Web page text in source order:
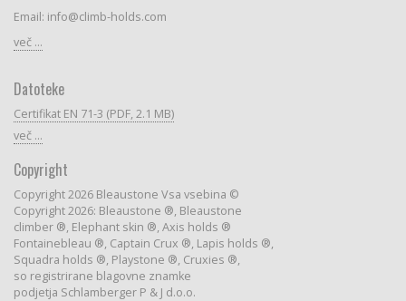
Email: info@climb-holds.com
več ...
Datoteke
Certifikat EN 71-3 (PDF, 2.1 MB)
več ...
Copyright
Copyright 2026 Bleaustone Vsa vsebina ©
Copyright 2026: Bleaustone ®, Bleaustone
climber ®, Elephant skin ®, Axis holds ®
Fontainebleau ®, Captain Crux ®, Lapis holds ®,
Squadra holds ®, Playstone ®, Cruxies ®,
so registrirane blagovne znamke
podjetja Schlamberger P & J d.o.o.